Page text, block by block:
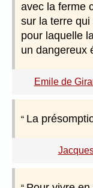
avec la ferme
sur la terre
pour laquelle
un dangereux
Emile de
La